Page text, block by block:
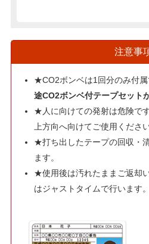
注意事
★CO2ボンベは1回分のみ付属
途CO2ボンベ付テープセット
★人に向けての発射は危険で
上方向へ向けてご使用ください
★打ち出したテープの回収・
ます。
★使用後は汚れたままご返却
はジャストタイムで行います。